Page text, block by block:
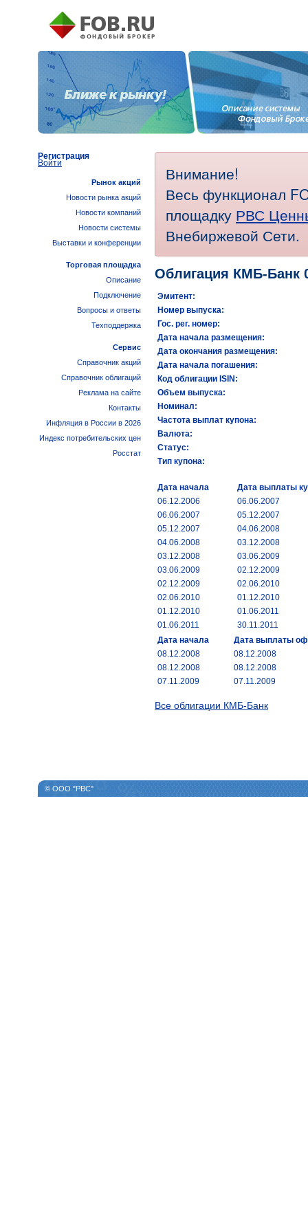
Внимание!
Весь функционал
площадку РВС
Внебиржевой Сети.
Облигация КМБ-Банк
Эмитент:
Номер выпуска:
Гос. рег. номер:
Дата начала размещения:
Дата окончания размещения:
Дата начала погашения:
Код облигации ISIN:
Объем выпуска:
Номинал:
Частота выплат купона:
Валюта:
Статус:
Тип купона:
Дата начала
Дата выплаты
06.12.2006
06.06.2007
06.06.2007
05.12.2007
05.12.2007
04.06.2008
04.06.2008
03.12.2008
03.12.2008
03.06.2009
03.06.2009
02.12.2009
02.12.2009
02.06.2010
02.06.2010
01.12.2010
01.12.2010
01.06.2011
01.06.2011
30.11.2011
Дата начала
Дата выплаты
08.12.2008
08.12.2008
08.12.2008
08.12.2008
07.11.2009
07.11.2009
Все облигации КМБ-Банк
Регистрация
Войти
Рынок акций
Новости рынка акций
Новости компаний
Новости системы
Выставки и конференции
Торговая площадка
Описание
Подключение
Вопросы и ответы
Техподдержка
Сервис
Справочник акций
Справочник облигаций
Реклама на сайте
Контакты
Инфляция в России в 2026
Индекс потребительских цен
Росстат
© ООО "РВС"